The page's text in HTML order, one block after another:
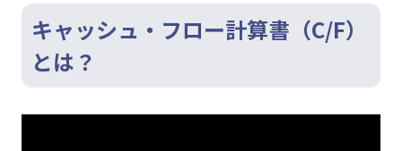
キャッシュ・フロー計算書（C/F）
とは？